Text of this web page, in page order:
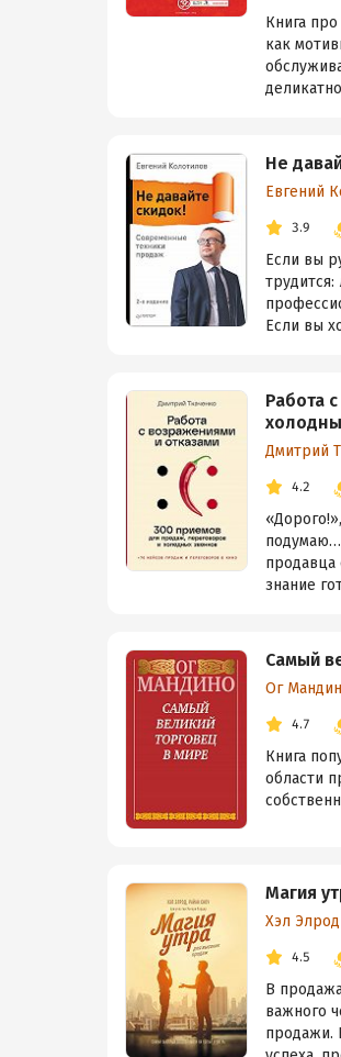
Книга
как
Не
Евгений
3.9
Если вы
Если вы
Работа
Дмитрий
4.2
продавца
знание
Самый
Ог
4.7
Книга
области
Магия
Хэл Элрод
4.5
В
важного
продажи.